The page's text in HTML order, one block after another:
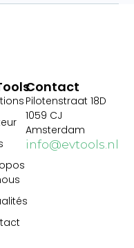
Contact
Pilotenstraat 18D
1059 CJ
Amsterdam
info@evtools.nl